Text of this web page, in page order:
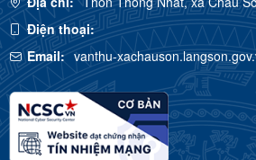
Điện thoại:
Email: vanthu-